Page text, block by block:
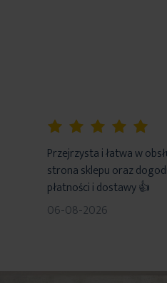
Przejrzysta i łatwa w
strona sklepu oraz
płatności i dostawy 👍
06-08-2026